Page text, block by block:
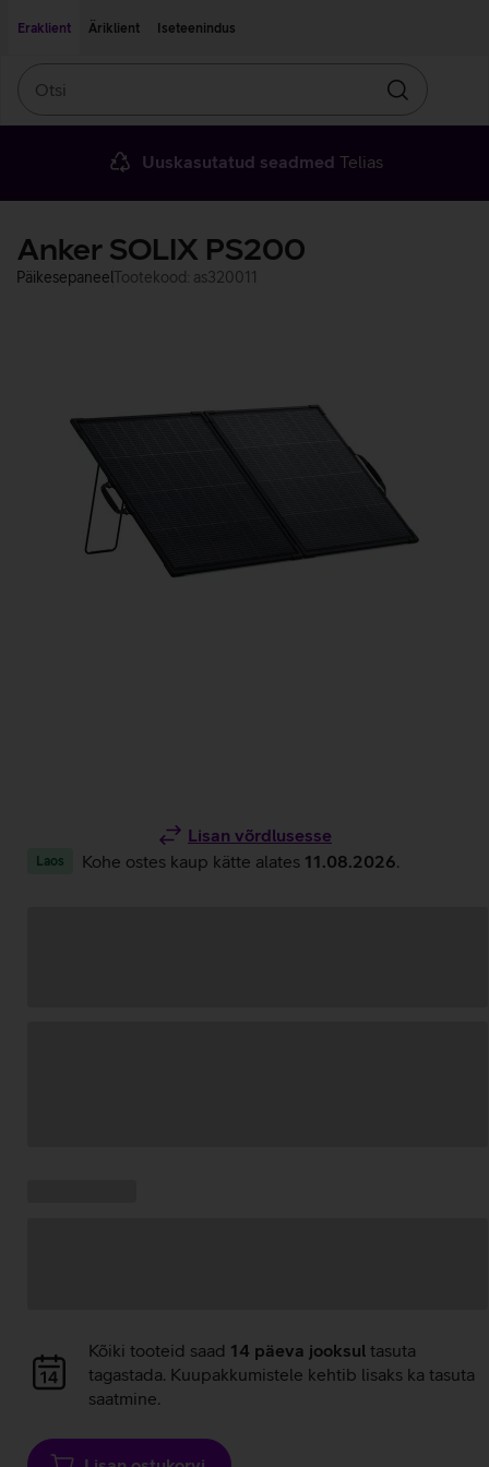
Eraklient
Äriklient Iseteenindus
Otsin
Uuskasutatud seadmed Telias
Anker SOLIX PS200
Päikesepaneel Tootekood: as320011
Lisan võrdlusesse
Laos Kohe ostes kaup kätte alates 11.08.2026
Andmete
laadimine
Kõiki tooteid saad 14 päeva jooksul tasuta
tagastada. Kuupakkumistele kehtib lisaks ka tasuta
saatmine.